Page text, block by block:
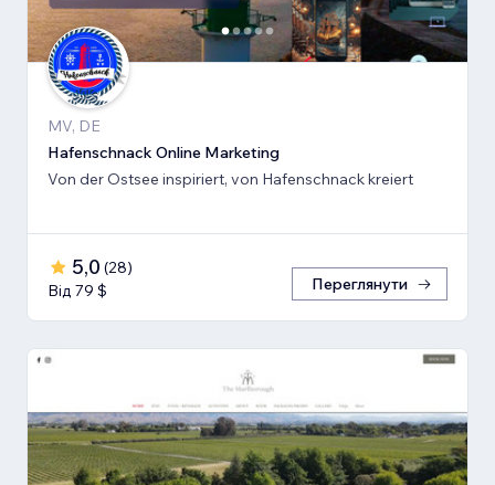
MV, DE
Hafenschnack Online Marketing
Von der Ostsee inspiriert, von Hafenschnack kreiert
5,0 (28)
Від 79 $
Переглянути